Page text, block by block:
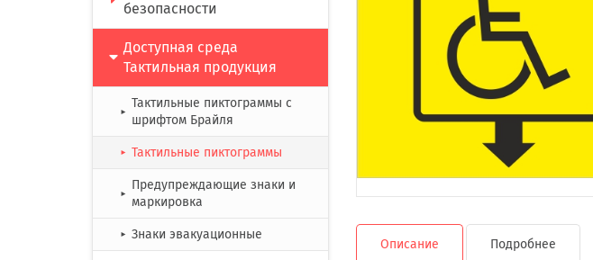
безопасности
Доступная среда
Тактильная продукция
►
Тактильные пиктограммы с
шрифтом Брайля
► Тактильные пиктограммы
►
Предупреждающие знаки и
маркировка
► Знаки эвакуационные
Описание Подробнее